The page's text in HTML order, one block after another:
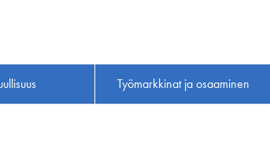
Työmarkkinat ja osaaminen